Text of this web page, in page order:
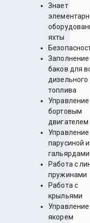
Знает
яхты
Заполнение
баков для
дизельного
топлива
Управление
бортовым
двигателем
Управление
парусиной и
гальярдами
Работа с
пружинами
Работа с
крыльями
Управление
якорем